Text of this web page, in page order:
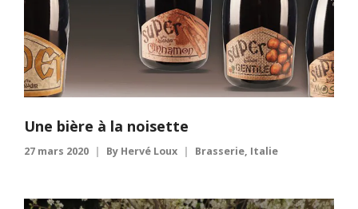
Une bière à la noisette
27 mars 2020 By Hervé Loux Brasserie, Italie